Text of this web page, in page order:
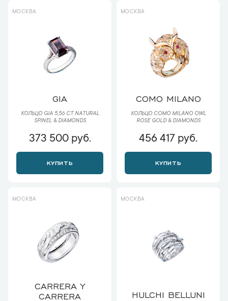
МОСКВА
GIA
КОЛЬЦО GIA 5,56 CT NATURAL
SPINEL & DIAMONDS
373 500 руб.
КУПИТЬ
МОСКВА
COMO MILANO
КОЛЬЦО COMO MILANO OWL
ROSE GOLD & DIAMONDS
456 417 руб.
КУПИТЬ
МОСКВА
CARRERA Y
CARRERA
МОСКВА
HULCHI BELLUNI